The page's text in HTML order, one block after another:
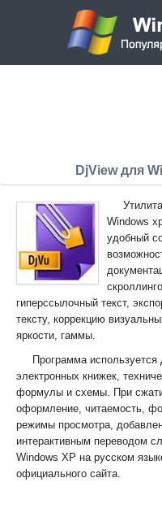
DjView для
Windows
удобный
гиперссылочный текст,
тексту, коррекцию
яркости, гаммы.
Программа
электронных книжек,
формулы и схемы. При
оформление, читаемость,
режимы просмотра,
интерактивным переводом
Windows XP на русском
официального сайта.